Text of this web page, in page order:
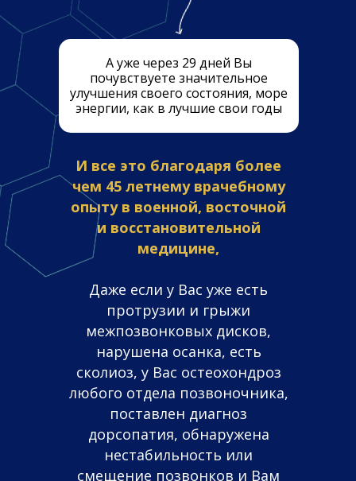
И все это благодаря более
чем 45 летнему врачебному
опыту в военной, восточной
и восстановительной
медицине,
Даже если у Вас уже есть
протрузии и грыжи
межпозвонковых дисков,
нарушена осанка, есть
сколиоз, у Вас остеохондроз
любого отдела позвоночника,
поставлен диагноз
дорсопатия, обнаружена
нестабильность или
смещение позвонков и Вам
А уже через 29 дней Вы
почувствуете значительное
улучшения своего состояния, море
энергии, как в лучшие свои годы